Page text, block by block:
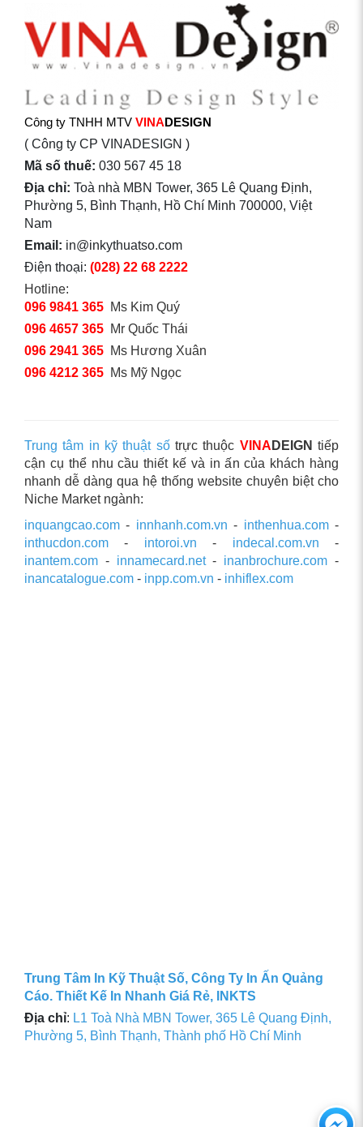
Công ty TNHH MTV VINADESIGN
( Công ty CP VINADESIGN )
Mã số thuế: 030 567 45 18
Địa chỉ: Toà nhà MBN Tower, 365 Lê Quang Định,
Phường 5, Bình Thạnh, Hồ Chí Minh 700000, Việt
Nam
Email: in@inkythuatso.com
Điện thoại: (028) 22 68 2222
Hotline:
096 9841 365 Ms Kim Quý
096 4657 365 Mr Quốc Thái
096 2941 365 Ms Hương Xuân
096 4212 365 Ms Mỹ Ngọc
Trung tâm in kỹ thuật sốtrực thuộc VINA DEIGN tiếp
cận cụ thể nhu cầu thiết kế và in ấn của khách hàng
nhanh dễ dàng qua hệ thống website chuyên biệt cho
Niche Market ngành:
inquangcao.com - innhanh.com.vn - inthenhua.com-
inthucdon.com - intoroi.vn - indecal.com.vn -
inantem.com - innamecard.net- inanbrochure.com -
inancatalogue.com - inpp.com.vn - inhiflex.com
Trung Tâm In Kỹ Thuật Số, Công Ty In Ấn Quảng
Cáo. Thiết Kế In Nhanh Giá Rẻ, INKTS
Địa chỉ: L1 Toà Nhà MBN Tower, 365 Lê Quang Định,
Phường 5, Bình Thạnh, Thành phố Hồ Chí Minh